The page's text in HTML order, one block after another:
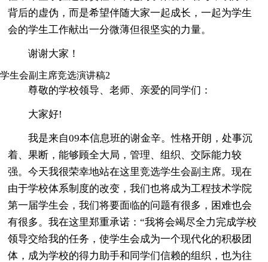
背后的虚伪，而是希望伴随大家一起成长，一起为学生
会的学生工作献出一分微薄但很坚实的力量。
谢谢大家！
学生会副主席竞选演讲稿2
尊敬的学校领导、老师、亲爱的同学们：
大家好!
我是来自09本信息班的谢金辛。性格开朗，处事沉
着、果断，能够顾全大局，管理、组织、交际能力较
强。今天我很荣幸地站在这里竞选学生会副主席。现在
由于学校体系制度的改变，我们也将成为工程技术学院
第一届学生会，我们将要面临的问题有很多，困难也会
有很多。我在这里郑重承诺：“我将会竭尽全力完成学校
领导交给我的任务，使学生会成为一个现代化的积极团
体，成为学校的得力助手和同学们信赖的组织，也为往